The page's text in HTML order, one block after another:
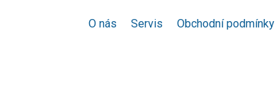
O nás Servis Obchodní podmínky